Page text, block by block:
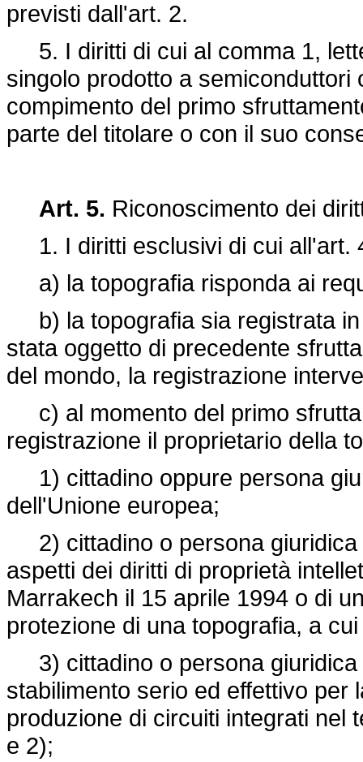
previsti dall'art. 2.
5. I diritti di cui al comma 1,
singolo prodotto a semiconduttori
compimento del primo
parte del titolare o con il suo
Art. 5. Riconoscimento dei
1. I diritti esclusivi di cui all'art.
a) la topografia risponda ai
b) la topografia sia registrata in
stata oggetto di precedente
del mondo, la registrazione
c) al momento del primo
registrazione il proprietario della
1) cittadino oppure persona
dell'Unione europea;
2) cittadino o persona giuridica
aspetti dei diritti di proprietà
Marrakech il 15 aprile 1994 o di
protezione di una topografia, a
3) cittadino o persona giuridica
stabilimento serio ed effettivo per
produzione di circuiti integrati nel
e 2);